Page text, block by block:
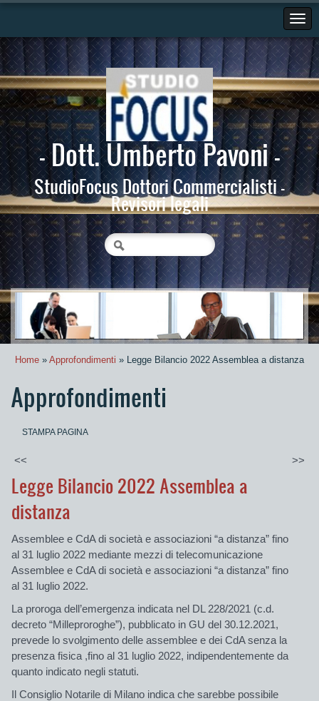
- Dott. Umberto Pavoni -
StudioFocus Dottori Commercialisti -
Revisori legali
Home » Approfondimenti » Legge Bilancio 2022 Assemblea a distanza
Approfondimenti
STAMPA PAGINA
<< >>
Legge Bilancio 2022 Assemblea a
distanza
Assemblee e CdA di società e associazioni “a distanza” fino
al 31 luglio 2022 mediante mezzi di telecomunicazione
Assemblee e CdA di società e associazioni “a distanza” fino
al 31 luglio 2022.
La proroga dell’emergenza indicata nel DL 228/2021 (c.d.
decreto “Milleproroghe”), pubblicato in GU del 30.12.2021,
prevede lo svolgimento delle assemblee e dei CdA senza la
presenza fisica ,fino al 31 luglio 2022, indipendentemente da
quanto indicato negli statuti.
Il Consiglio Notarile di Milano indica che sarebbe possibile